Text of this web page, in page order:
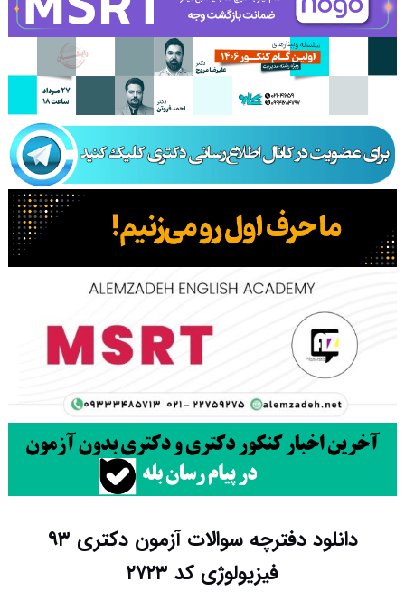
دانلود دفترچه سوالات آزمون دکتری ۹۳
فیزیولوژی کد ۲۷۲۳